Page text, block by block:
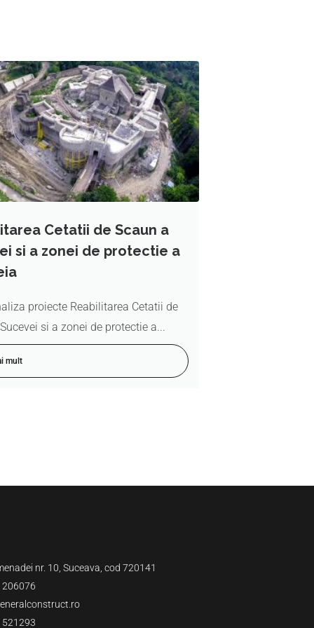
Cetatii de Scaun a
si a zonei de protectie a
proiecte Reabilitarea Cetatii de
si a zonei de protectie a...
mult
nr. 10, Suceava, cod 720141
206076
521293